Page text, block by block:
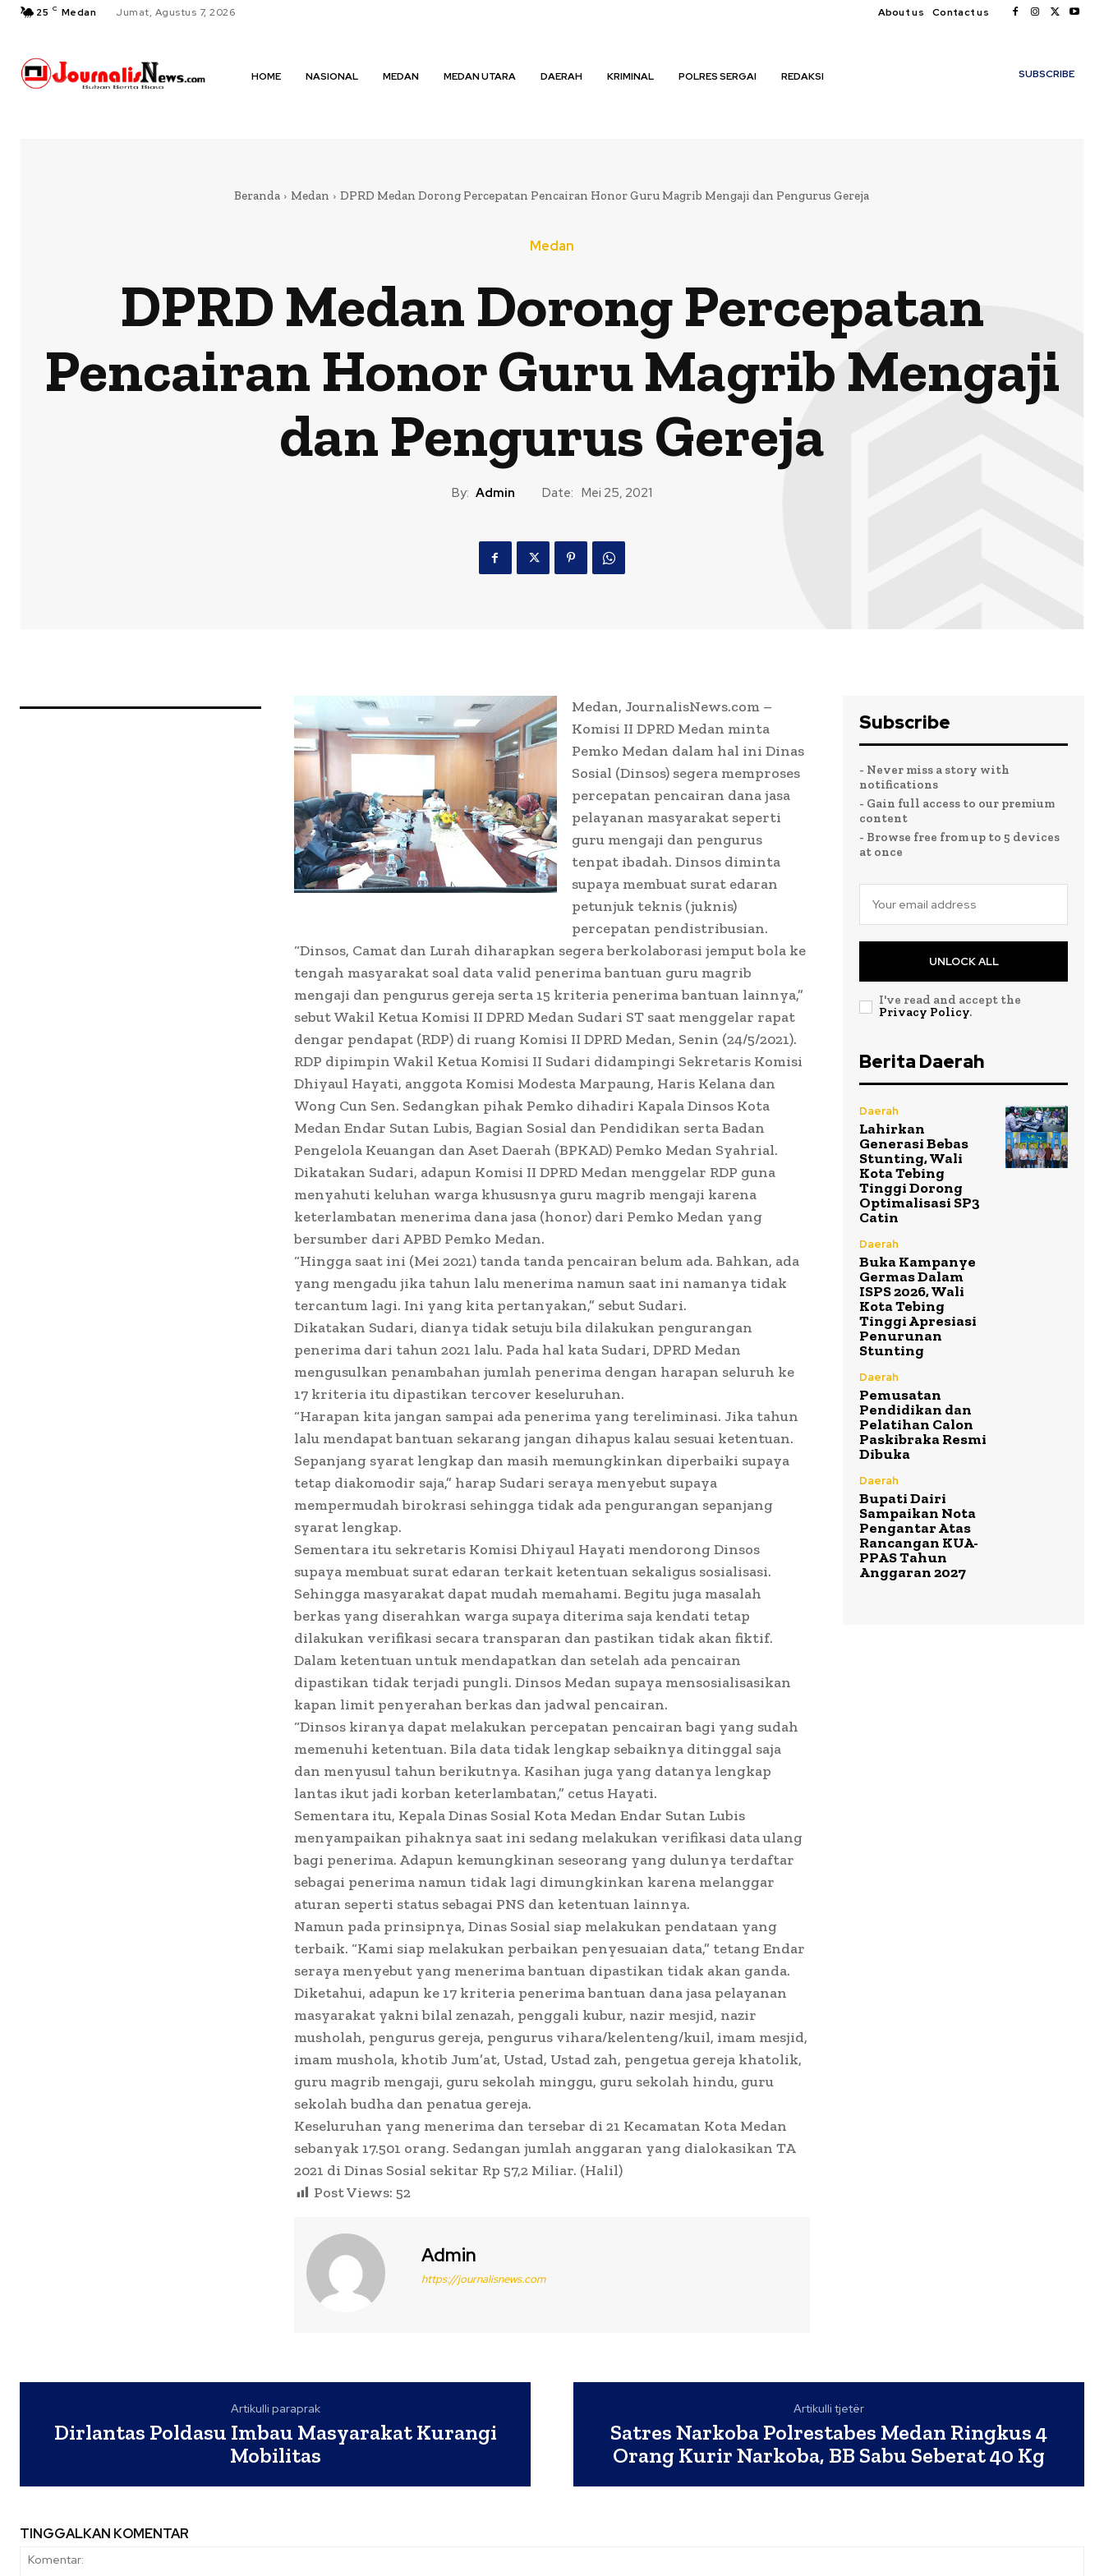
25 C Medan Jumat, Agustus 7, 2026 About us Contact us
HOME NASIONAL MEDAN MEDAN UTARA DAERAH KRIMINAL POLRES SERGAI REDAKSI SUBSCRIBE
Beranda Medan DPRD Medan Dorong Percepatan Pencairan Honor Guru Magrib Mengaji dan Pengurus Gereja
Medan
DPRD Medan Dorong Percepatan
Pencairan Honor Guru Magrib Mengaji
dan Pengurus Gereja
By: Admin Date: Mei 25, 2021
Medan, JournalisNews.com –
Komisi II DPRD Medan minta
Pemko Medan dalam hal ini Dinas
Sosial (Dinsos) segera memproses
percepatan pencairan dana jasa
pelayanan masyarakat seperti
guru mengaji dan pengurus
tenpat ibadah. Dinsos diminta
supaya membuat surat edaran
petunjuk teknis (juknis)
percepatan pendistribusian.
“Dinsos, Camat dan Lurah diharapkan segera berkolaborasi jemput bola ke
tengah masyarakat soal data valid penerima bantuan guru magrib
mengaji dan pengurus gereja serta 15 kriteria penerima bantuan lainnya,”
sebut Wakil Ketua Komisi II DPRD Medan Sudari ST saat menggelar rapat
dengar pendapat (RDP) di ruang Komisi II DPRD Medan, Senin (24/5/2021).
RDP dipimpin Wakil Ketua Komisi II Sudari didampingi Sekretaris Komisi
Dhiyaul Hayati, anggota Komisi Modesta Marpaung, Haris Kelana dan
Wong Cun Sen. Sedangkan pihak Pemko dihadiri Kapala Dinsos Kota
Medan Endar Sutan Lubis, Bagian Sosial dan Pendidikan serta Badan
Pengelola Keuangan dan Aset Daerah (BPKAD) Pemko Medan Syahrial.
Dikatakan Sudari, adapun Komisi II DPRD Medan menggelar RDP guna
menyahuti keluhan warga khususnya guru magrib mengaji karena
keterlambatan menerima dana jasa (honor) dari Pemko Medan yang
bersumber dari APBD Pemko Medan.
“Hingga saat ini (Mei 2021) tanda tanda pencairan belum ada. Bahkan, ada
yang mengadu jika tahun lalu menerima namun saat ini namanya tidak
tercantum lagi. Ini yang kita pertanyakan,” sebut Sudari.
Dikatakan Sudari, dianya tidak setuju bila dilakukan pengurangan
penerima dari tahun 2021 lalu. Pada hal kata Sudari, DPRD Medan
mengusulkan penambahan jumlah penerima dengan harapan seluruh ke
17 kriteria itu dipastikan tercover keseluruhan.
“Harapan kita jangan sampai ada penerima yang tereliminasi. Jika tahun
lalu mendapat bantuan sekarang jangan dihapus kalau sesuai ketentuan.
Sepanjang syarat lengkap dan masih memungkinkan diperbaiki supaya
tetap diakomodir saja,” harap Sudari seraya menyebut supaya
mempermudah birokrasi sehingga tidak ada pengurangan sepanjang
syarat lengkap.
Sementara itu sekretaris Komisi Dhiyaul Hayati mendorong Dinsos
supaya membuat surat edaran terkait ketentuan sekaligus sosialisasi.
Sehingga masyarakat dapat mudah memahami. Begitu juga masalah
berkas yang diserahkan warga supaya diterima saja kendati tetap
dilakukan verifikasi secara transparan dan pastikan tidak akan fiktif.
Dalam ketentuan untuk mendapatkan dan setelah ada pencairan
dipastikan tidak terjadi pungli. Dinsos Medan supaya mensosialisasikan
kapan limit penyerahan berkas dan jadwal pencairan.
“Dinsos kiranya dapat melakukan percepatan pencairan bagi yang sudah
memenuhi ketentuan. Bila data tidak lengkap sebaiknya ditinggal saja
dan menyusul tahun berikutnya. Kasihan juga yang datanya lengkap
lantas ikut jadi korban keterlambatan,” cetus Hayati.
Sementara itu, Kepala Dinas Sosial Kota Medan Endar Sutan Lubis
menyampaikan pihaknya saat ini sedang melakukan verifikasi data ulang
bagi penerima. Adapun kemungkinan seseorang yang dulunya terdaftar
sebagai penerima namun tidak lagi dimungkinkan karena melanggar
aturan seperti status sebagai PNS dan ketentuan lainnya.
Namun pada prinsipnya, Dinas Sosial siap melakukan pendataan yang
terbaik. “Kami siap melakukan perbaikan penyesuaian data,” tetang Endar
seraya menyebut yang menerima bantuan dipastikan tidak akan ganda.
Diketahui, adapun ke 17 kriteria penerima bantuan dana jasa pelayanan
masyarakat yakni bilal zenazah, penggali kubur, nazir mesjid, nazir
musholah, pengurus gereja, pengurus vihara/kelenteng/kuil, imam mesjid,
imam mushola, khotib Jum’at, Ustad, Ustad zah, pengetua gereja khatolik,
guru magrib mengaji, guru sekolah minggu, guru sekolah hindu, guru
sekolah budha dan penatua gereja.
Keseluruhan yang menerima dan tersebar di 21 Kecamatan Kota Medan
sebanyak 17.501 orang. Sedangan jumlah anggaran yang dialokasikan TA
2021 di Dinas Sosial sekitar Rp 57,2 Miliar. (Halil)
Post Views: 52
Admin
https://journalisnews.com
Subscribe
- Never miss a story with
notifications
- Gain full access to our premium
content
- Browse free from up to 5 devices
at once
UNLOCK ALL
I've read and accept the
Privacy Policy.
Berita Daerah
Daerah
Lahirkan
Generasi Bebas
Stunting, Wali
Kota Tebing
Tinggi Dorong
Optimalisasi SP3
Catin
Daerah
Buka Kampanye
Germas Dalam
ISPS 2026, Wali
Kota Tebing
Tinggi Apresiasi
Penurunan
Stunting
Daerah
Pemusatan
Pendidikan dan
Pelatihan Calon
Paskibraka Resmi
Dibuka
Daerah
Bupati Dairi
Sampaikan Nota
Pengantar Atas
Rancangan KUA-
PPAS Tahun
Anggaran 2027
Artikulli paraprak
Dirlantas Poldasu Imbau Masyarakat Kurangi
Mobilitas
Artikulli tjetër
Satres Narkoba Polrestabes Medan Ringkus 4
Orang Kurir Narkoba, BB Sabu Seberat 40 Kg
TINGGALKAN KOMENTAR